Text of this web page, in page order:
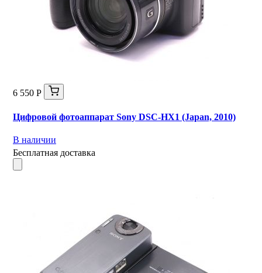
6 550 Р
Цифровой фотоаппарат Sony DSC-HX1 (Japan, 2010)
В наличии
Бесплатная доставка